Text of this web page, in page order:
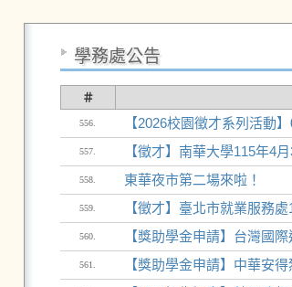
學務處公告
＃
556. 【2026校園徵才系列活動
557. 【徵才】南華大學115年4
558. 東華夜市第二場來啦！
559. 【徵才】臺北市就業服務
560. 【獎助學金申請】台灣國
561. 【獎助學金申請】中華安